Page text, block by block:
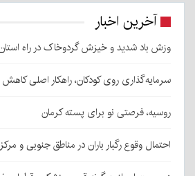
آخرین اخبار
وزش باد شدید و خیزش گردوخاک در راه
سرمایه‌گذاری روی کودکان، راهکار اصلی
روسیه، فرصتی نو برای پسته کرمان
احتمال وقوع رگبار باران در مناطق جنوبی و